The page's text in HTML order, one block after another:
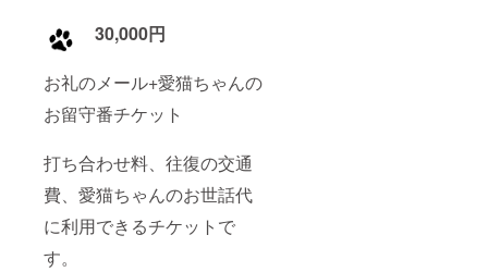
30,000円
お礼のメール+愛猫ちゃんの
お留守番チケット
打ち合わせ料、往復の交通
費、愛猫ちゃんのお世話代
に利用できるチケットで
す。